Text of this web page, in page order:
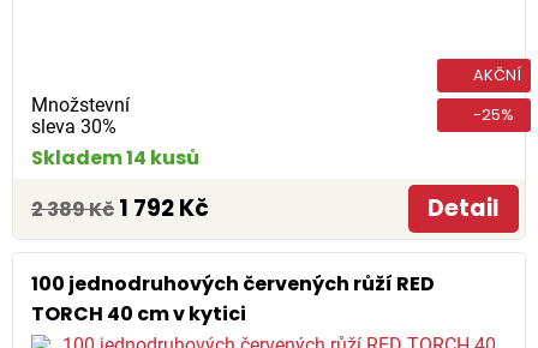
Množstevní
sleva 30%
AKČNÍ
-25%
Skladem 14 kusů
2 389 Kč 1 792 Kč Detail
100 jednodruhových červených růží RED
TORCH 40 cm v kytici